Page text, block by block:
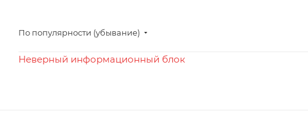
По популярности (убывание)
Неверный информационный блок